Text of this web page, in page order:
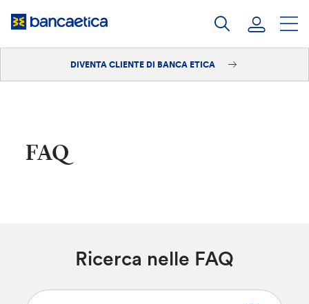
DIVENTA CLIENTE DI BANCA ETICA
FAQ
Ricerca nelle FAQ